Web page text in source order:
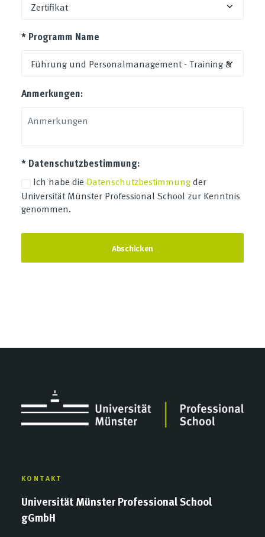
* Programm Name
Anmerkungen:
* Datenschutzbestimmung:
Ich habe die Datenschutzbestimmungder
Universität Münster Professional School zur Kenntnis
genommen.
KONTAKT
Universität Münster Professional School
gGmbH